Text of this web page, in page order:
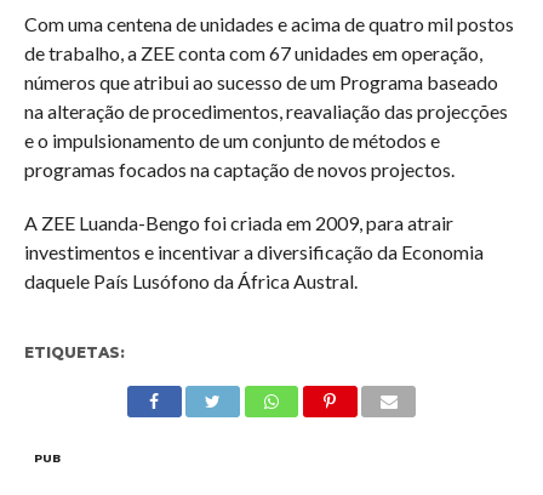
Com uma centena de unidades e acima de quatro mil postos
de trabalho, a ZEE conta com 67 unidades em operação,
números que atribui ao sucesso de um Programa baseado
na alteração de procedimentos, reavaliação das projecções
e o impulsionamento de um conjunto de métodos e
programas focados na captação de novos projectos.
A ZEE Luanda-Bengo foi criada em 2009, para atrair
investimentos e incentivar a diversificação da Economia
daquele País Lusófono da África Austral.
ETIQUETAS:
PUB